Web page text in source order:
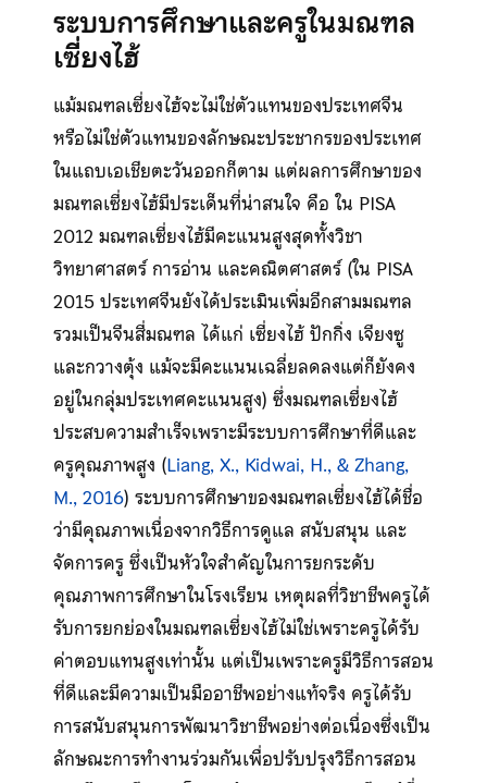
ระบบการศึกษาและครูในมณฑล
เซี่ยงไฮ้
แม้มณฑลเซี่ยงไฮ้จะไม่ใช่ตัวแทนของประเทศจีน
หรือไม่ใช่ตัวแทนของลักษณะประชากรของประเทศ
ในแถบเอเชียตะวันออกก็ตาม แต่ผลการศึกษาของ
มณฑลเซี่ยงไฮ้มีประเด็นที่น่าสนใจ คือ ใน PISA
2012 มณฑลเซี่ยงไฮ้มีคะแนนสูงสุดทั้งวิชา
วิทยาศาสตร์ การอ่าน และคณิตศาสตร์ (ใน PISA
2015 ประเทศจีนยังได้ประเมินเพิ่มอีกสามมณฑล
รวมเป็นจีนสี่มณฑล ได้แก่ เซี่ยงไฮ้ ปักกิ่ง เจียงซู
และกวางตุ้ง แม้จะมีคะแนนเฉลี่ยลดลงแต่ก็ยังคง
อยู่ในกลุ่มประเทศคะแนนสูง) ซึ่งมณฑลเซี่ยงไฮ้
ประสบความสำเร็จเพราะมีระบบการศึกษาที่ดีและ
ครูคุณภาพสูง (Liang, X., Kidwai, H., & Zhang,
M., 2016) ระบบการศึกษาของมณฑลเซี่ยงไฮ้ได้ชื่อ
ว่ามีคุณภาพเนื่องจากวิธีการดูแล สนับสนุน และ
จัดการครู ซึ่งเป็นหัวใจสำคัญในการยกระดับ
คุณภาพการศึกษาในโรงเรียน เหตุผลที่วิชาชีพครูได้
รับการยกย่องในมณฑลเซี่ยงไฮ้ไม่ใช่เพราะครูได้รับ
ค่าตอบแทนสูงเท่านั้น แต่เป็นเพราะครูมีวิธีการสอน
ที่ดีและมีความเป็นมืออาชีพอย่างแท้จริง ครูได้รับ
การสนับสนุนการพัฒนาวิชาชีพอย่างต่อเนื่องซึ่งเป็น
ลักษณะการทำงานร่วมกันเพื่อปรับปรุงวิธีการสอน